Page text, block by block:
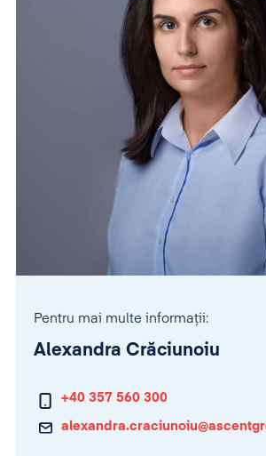
Pentru mai multe informații:
Alexandra Crăciunoiu
+40 357 560 300